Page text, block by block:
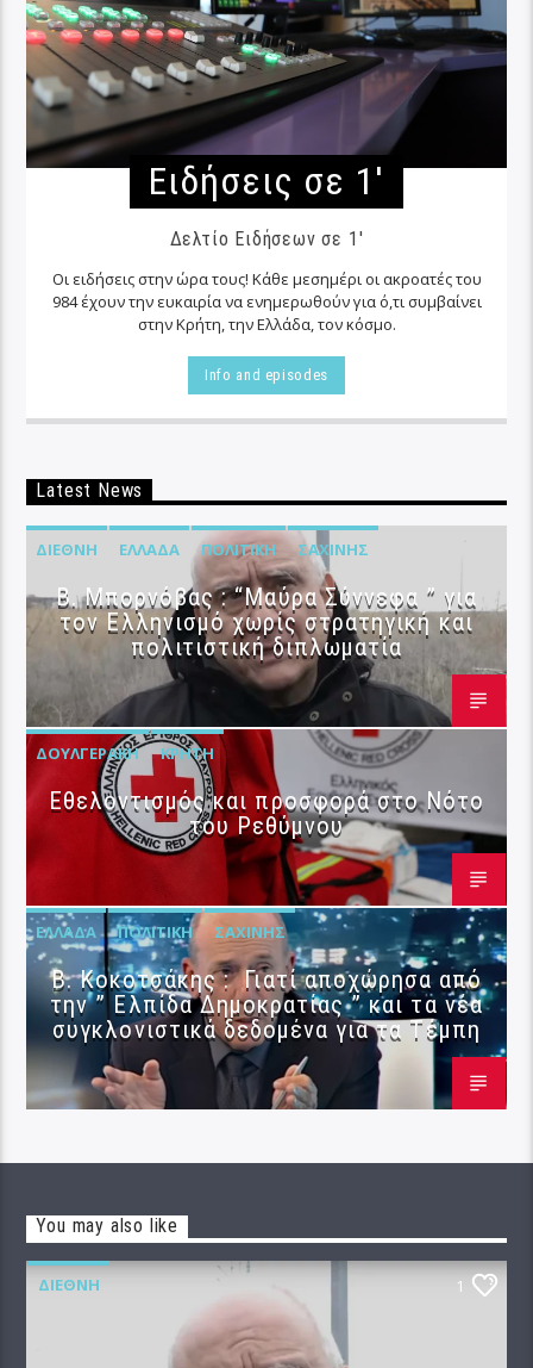
Ειδήσεις σε 1′
Δελτίο Ειδήσεων σε 1'
Οι ειδήσεις στην ώρα τους! Κάθε μεσημέρι οι ακροατές του
984 έχουν την ευκαιρία να ενημερωθούν για ό,τι συμβαίνει
στην Κρήτη, την Ελλάδα, τον κόσμο.
Info and episodes
Latest News
ΔΙΕΘΝΉ ΕΛΛΆΔΑ ΠΟΛΙΤΙΚΉ ΣΑΧΊΝΗΣ
B. Μπορνόβας : “Μαύρα Σύννεφα ” για
τον Ελληνισμό χωρίς στρατηγική και
πολιτιστική διπλωματία
ΔΟΥΛΓΕΡΆΚΗ ΚΡΉΤΗ
Εθελοντισμός και προσφορά στο Νότο
του Ρεθύμνου
ΕΛΛΆΔΑ ΠΟΛΙΤΙΚΉ ΣΑΧΊΝΗΣ
Β. Κοκοτσάκης : Γιατί αποχώρησα από
την ” Ελπίδα Δημοκρατίας ” και τα νέα
συγκλονιστικά δεδομένα για τα Τέμπη
You may also like
ΔΙΕΘΝΉ 1